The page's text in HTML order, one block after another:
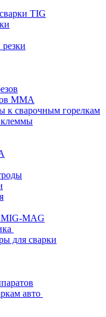
TIG
ММА
к сварочным горелкам
MIG-MAG
для сварки
авто